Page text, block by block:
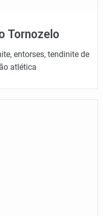
Tornozelo
entorses, tendinite de
atlética